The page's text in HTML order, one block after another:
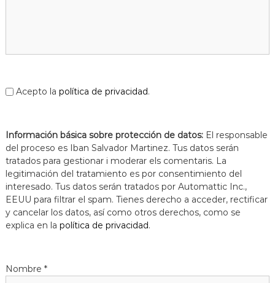
Acepto la política de privacidad.
Información básica sobre protección de datos: El responsable
del proceso es Iban Salvador Martinez. Tus datos serán
tratados para gestionar i moderar els comentaris. La
legitimación del tratamiento es por consentimiento del
interesado. Tus datos serán tratados por Automattic Inc.,
EEUU para filtrar el spam. Tienes derecho a acceder, rectificar
y cancelar los datos, así como otros derechos, como se
explica en la política de privacidad.
Nombre *